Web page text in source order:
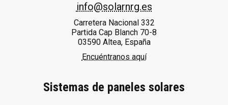
info@solarnrg.es
Carretera Nacional 332
Partida Cap Blanch 70-8
03590 Altea, España
Encuéntranos aquí
Sistemas de paneles solares